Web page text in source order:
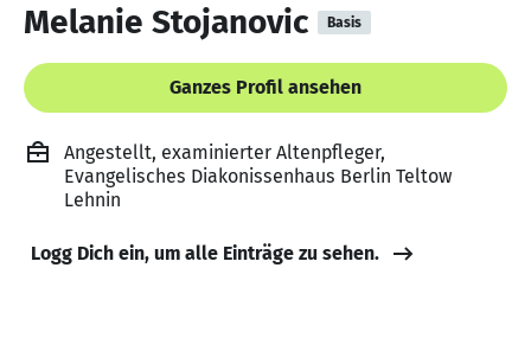
Melanie Stojanovic Basis
Ganzes Profil ansehen
Angestellt, examinierter Altenpfleger,
Evangelisches Diakonissenhaus Berlin Teltow
Lehnin
Logg Dich ein, um alle Einträge zu sehen.